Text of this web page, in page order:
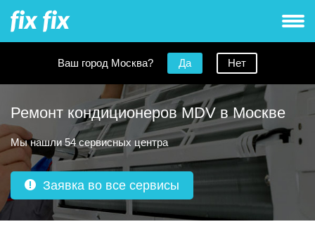
Ваш город Москва? Да Нет
Ремонт кондиционеров MDV в Москве
Мы нашли 54 сервисных центра
Заявка во все сервисы